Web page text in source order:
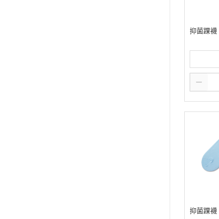
抑菌踝襪
抑菌踝襪